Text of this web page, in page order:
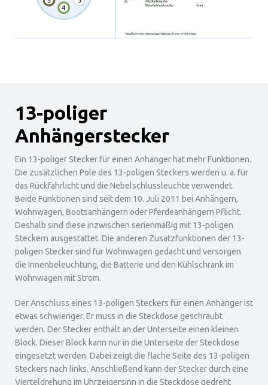
13-poliger
Anhängerstecker
Ein 13-poliger Stecker für einen Anhänger hat mehr Funktionen.
Die zusätzlichen Pole des 13-poligen Steckers werden u. a. für
das Rückfahrlicht und die Nebelschlussleuchte verwendet.
Beide Funktionen sind seit dem 10. Juli 2011 bei Anhängern,
Wohnwagen, Bootsanhängern oder Pferdeanhängern Pflicht.
Deshalb sind diese inzwischen serienmäßig mit 13-poligen
Steckern ausgestattet. Die anderen Zusatzfunktionen der 13-
poligen Stecker sind für Wohnwagen gedacht und versorgen
die Innenbeleuchtung, die Batterie und den Kühlschrank im
Wohnwagen mit Strom.
Der Anschluss eines 13-poligen Steckers für einen Anhänger ist
etwas schwieriger. Er muss in die Steckdose geschraubt
werden. Der Stecker enthält an der Unterseite einen kleinen
Block. Dieser Block kann nur in die Unterseite der Steckdose
eingesetzt werden. Dabei zeigt die flache Seite des 13-poligen
Steckers nach links. Anschließend kann der Stecker durch eine
Vierteldrehung im Uhrzeigersinn in die Steckdose gedreht